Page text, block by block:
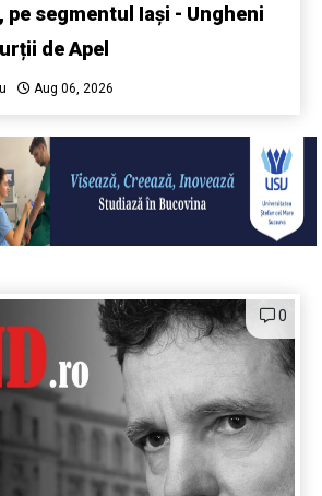
segmentul Iași - Ungheni
de Apel
Aug 06, 2026
0